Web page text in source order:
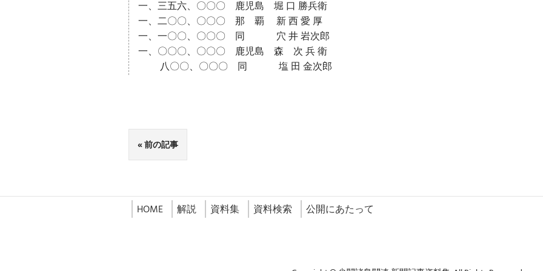
一、三五六、〇〇〇 鹿児島 堀 口 勝兵衛
一、二〇〇、〇〇〇 那 覇 新 西 愛 厚
一、一〇〇、〇〇〇 同 穴 井 岩次郎
一、〇〇〇、〇〇〇 鹿児島 森 次 兵 衛
八〇〇、〇〇〇 同 塩 田 金次郎
前の記事
HOME 解説 資料集 資料検索 公開にあたって